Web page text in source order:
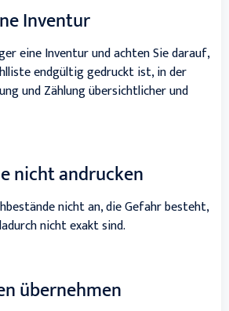
Inventur
eine Inventur und achten Sie darauf,
endgültig gedruckt ist, in der
und Zählung übersichtlicher und
nicht andrucken
nicht an, die Gefahr besteht,
nicht exakt sind.
übernehmen